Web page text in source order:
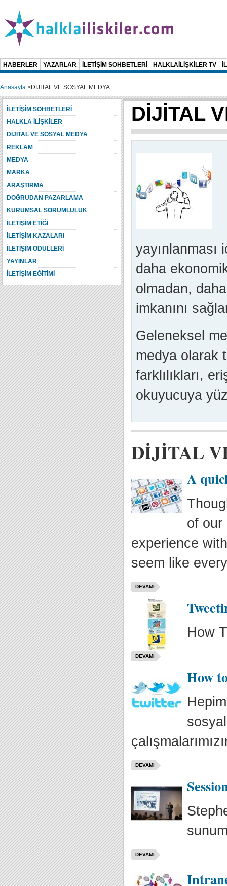
HABERLER YAZARLAR İLETİŞİM SOHBETLERİ HALKLAİLİŞKİLER TV
Anasayfa >DİJİTAL VE SOSYAL MEDYA
DİJİTAL
daha
olmadan,
imkanını
Geleneksel
medya olarak
farklılıkları,
okuyucuya
DİJİTAL
A
of our
experience
seem like
DEVAMI
How
DEVAMI
How
DEVAMI
DEVAMI
İLETİŞİM SOHBETLERİ
HALKLA İLİŞKİLER
DİJİTAL VE SOSYAL MEDYA
REKLAM
MEDYA
MARKA
ARAŞTIRMA
DOĞRUDAN PAZARLAMA
KURUMSAL SORUMLULUK
İLETİŞİM ETİĞİ
İLETİŞİM KAZALARI
İLETİŞİM ÖDÜLLERİ
YAYINLAR
İLETİŞİM EĞİTİMİ